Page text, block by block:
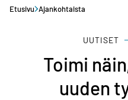
Etusivu Ajankohtaista
UUTISET
Toimi
uuden